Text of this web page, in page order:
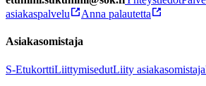
asiakaspalvelu
Anna palautetta
Asiakasomistaja
S-EtukorttiLiittymisedutLiity